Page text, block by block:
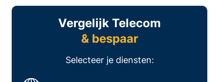
Vergelijk Telecom
& bespaar
Selecteer je diensten: